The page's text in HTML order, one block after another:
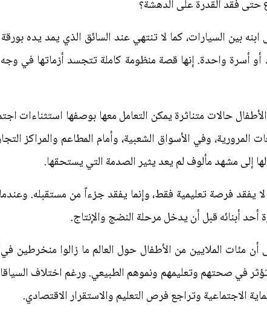
حتى فقد القدرة على الدهشة؟
ابنه بين السيارات، كما لا تنتهي عند السائق الذي يمد يده
واحدة. إنها قصة منظومة كاملة تتجسد أزماتها في
حالات متناثرة يمكن التعامل معها بوصفها استثناءات
وفي الأسواق الشعبية، وأمام المطاعم والمراكز
إلى مشهد مألوف لم يعد يثير الصدمة التي يستحقها.
يفقد فرصة تعليمية فقط، وإنما يفقد جزءاً من مستقبله.
أحد أبنائه قبل أن يدخل مرحلة النضج والإنتاج.
أن مئات الملايين من الأطفال حول العالم ما زالوا منخرطين
في صحتهم وتعليمهم ونموهم الطبيعي. ورغم اختلاف
الاجتماعية وتراجع فرص التعليم والاستقرار الاقتصادي.